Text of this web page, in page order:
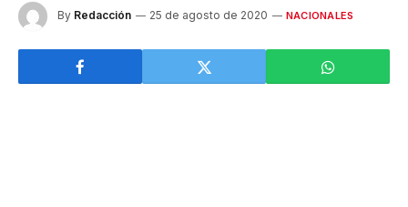
By Redacción 25 de agosto de 2020 NACIONALES